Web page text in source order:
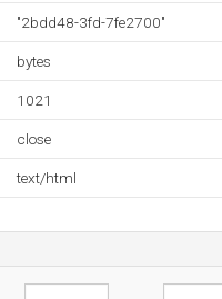
"2bdd48-3fd-7fe2700"
bytes
1021
close
text/html